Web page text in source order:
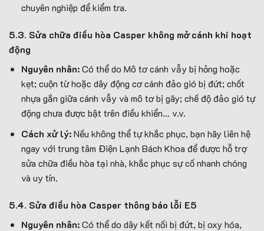
chuyên nghiệp để kiểm tra.
5.3. Sửa chữa điều hòa Casper không mở cánh khi hoạt
động
Nguyên nhân:Có thể do Mô tơ cánh vẫy bị hỏng hoặc
kẹt; cuộn từ hoặc dây động cơ cánh đảo gió bị đứt; chốt
nhựa gắn giữa cánh vẫy và mô tơ bị gãy; chế độ đảo gió tự
động chưa được bật trên điều khiển… v.v.
Cách xử lý:Nếu không thể tự khắc phục, bạn hãy liên hệ
ngay với trung tâm Điện Lạnh Bách Khoa để được hỗ trợ
sửa chữa điều hòa tại nhà, khắc phục sự cố nhanh chóng
và uy tín.
5.4. Sửa điều hòa Casper thông báo lỗi E5
Nguyên nhân:Có thể do dây kết nối bị đứt, bị oxy hóa,